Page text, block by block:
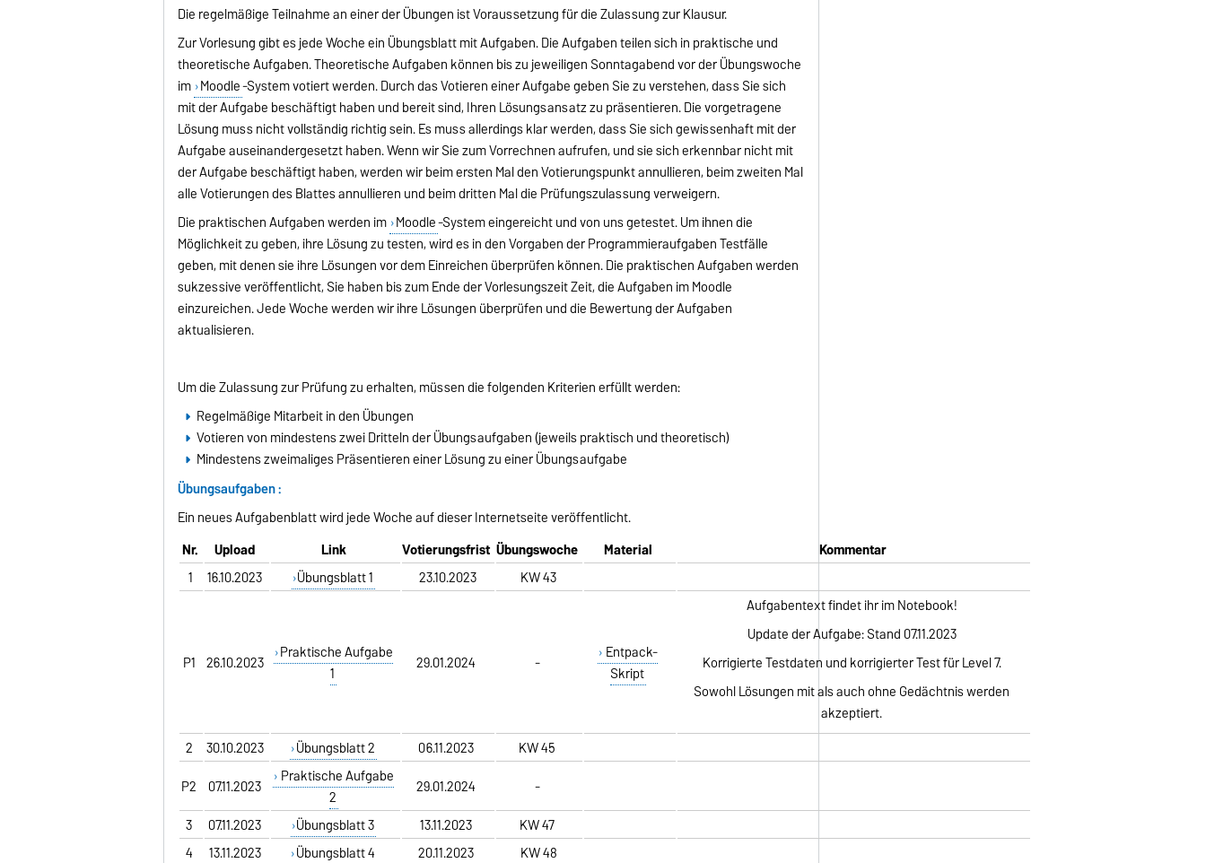
Die regelmäßige Teilnahme an einer der Übungen ist Voraussetzung für die Zulassung zur Klausur.
Zur Vorlesung gibt es jede Woche ein Übungsblatt mit Aufgaben. Die Aufgaben teilen sich in praktische und
theoretische Aufgaben. Theoretische Aufgaben können bis zu jeweiligen Sonntagabend vor der Übungswoche
im Moodle-System votiert werden. Durch das Votieren einer Aufgabe geben Sie zu verstehen, dass Sie sich
mit der Aufgabe beschäftigt haben und bereit sind, Ihren Lösungsansatz zu präsentieren. Die vorgetragene
Lösung muss nicht vollständig richtig sein. Es muss allerdings klar werden, dass Sie sich gewissenhaft mit der
Aufgabe auseinandergesetzt haben. Wenn wir Sie zum Vorrechnen aufrufen, und sie sich erkennbar nicht mit
der Aufgabe beschäftigt haben, werden wir beim ersten Mal den Votierungspunkt annullieren, beim zweiten Mal
alle Votierungen des Blattes annullieren und beim dritten Mal die Prüfungszulassung verweigern.
Die praktischen Aufgaben werden im Moodle-System eingereicht und von uns getestet. Um ihnen die
Möglichkeit zu geben, ihre Lösung zu testen, wird es in den Vorgaben der Programmieraufgaben Testfälle
geben, mit denen sie ihre Lösungen vor dem Einreichen überprüfen können. Die praktischen Aufgaben werden
sukzessive veröffentlicht, Sie haben bis zum Ende der Vorlesungszeit Zeit, die Aufgaben im Moodle
einzureichen. Jede Woche werden wir ihre Lösungen überprüfen und die Bewertung der Aufgaben
aktualisieren.
Um die Zulassung zur Prüfung zu erhalten, müssen die folgenden Kriterien erfüllt werden:
Regelmäßige Mitarbeit in den Übungen
Votieren von mindestens zwei Dritteln der Übungsaufgaben (jeweils praktisch und theoretisch)
Mindestens zweimaliges Präsentieren einer Lösung zu einer Übungsaufgabe
Übungsaufgaben:
Ein neues Aufgabenblatt wird jede Woche auf dieser Internetseite veröffentlicht.
Nr.
Upload Link Votierungsfrist Übungswoche Material
Kommentar
1
16.10.2023 Übungsblatt 1 23.10.2023 KW 43
P1 26.10.2023
Praktische Aufgabe
1
29.01.2024 -
Entpack-
Skript
Aufgabentext findet ihr im Notebook!
Update der Aufgabe: Stand 07.11.2023
Korrigierte Testdaten und korrigierter Test für Level 7.
Sowohl Lösungen mit als auch ohne Gedächtnis werden
akzeptiert.
2
30.10.2023 Übungsblatt 2 06.11.2023
KW 45
P2 07.11.2023
Praktische Aufgabe
2
29.01.2024
-
3
07.11.2023 Übungsblatt 3 13.11.2023
KW 47
4
13.11.2023 Übungsblatt 4 20.11.2023 KW 48